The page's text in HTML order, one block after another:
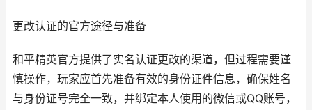
更改认证的官方途径与准备
和平精英官方提供了实名认证更改的渠道，但过程需要谨
慎操作，玩家应首先准备有效的身份证件信息，确保姓名
与身份证号完全一致，并绑定本人使用的微信或QQ账号，